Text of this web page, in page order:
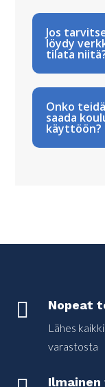
Jos
löydy
tilata
Onko
saada
käyttöön?
 Nopeat
Lähes
varastosta